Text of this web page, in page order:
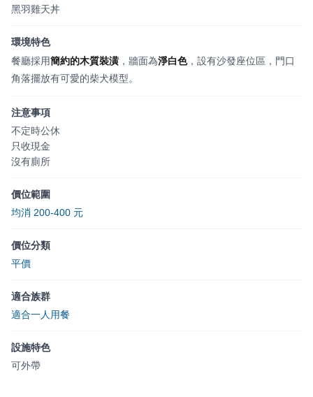
黑羽雞天丼
環境特色
餐廳採用簡約的木質裝潢 ，牆面為淨白色，設有沙發座位區，門口
角落擺放有可愛的柴犬模型。
注意事項
不定時公休
只收現金
沒有廁所
價位範圍
均消 200-400 元
價位分類
平價
適合族群
適合一人用餐
設施特色
可外帶